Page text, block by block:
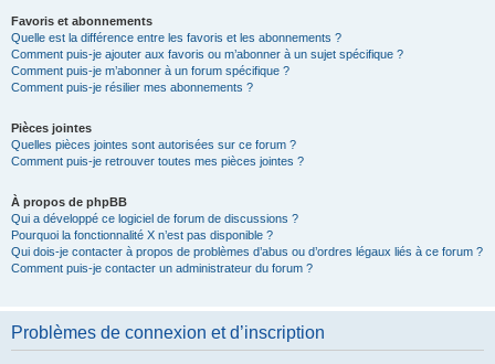
Favoris et abonnements
Quelle est la différence entre les favoris et les abonnements ?
Comment puis-je ajouter aux favoris ou m’abonner à un sujet spécifique ?
Comment puis-je m’abonner à un forum spécifique ?
Comment puis-je résilier mes abonnements ?
Pièces jointes
Quelles pièces jointes sont autorisées sur ce forum ?
Comment puis-je retrouver toutes mes pièces jointes ?
À propos de phpBB
Qui a développé ce logiciel de forum de discussions ?
Pourquoi la fonctionnalité X n’est pas disponible ?
Qui dois-je contacter à propos de problèmes d’abus ou d’ordres légaux liés à ce forum ?
Comment puis-je contacter un administrateur du forum ?
Problèmes de connexion et d’inscription